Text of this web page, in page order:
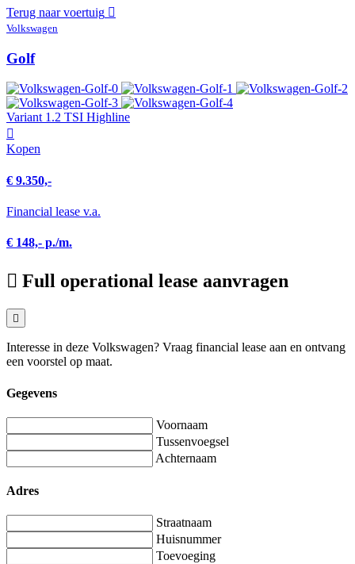
Terug naar voertuig
Volkswagen
Golf
Variant 1.2 TSI Highline
Kopen
€ 9.350,-
Financial lease v.a.
€ 148,- p./m.
Full operational lease aanvragen
Interesse in deze Volkswagen? Vraag financial lease aan en ontvang
een voorstel op maat.
Gegevens
Voornaam
Tussenvoegsel
Achternaam
Adres
Straatnaam
Huisnummer
Toevoeging